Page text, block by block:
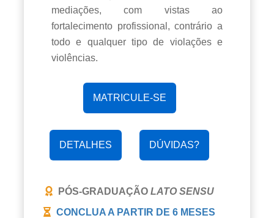
mediações, com vistas ao
fortalecimento profissional, contrário a
todo e qualquer tipo de violações e
violências.
MATRICULE-SE
DETALHES DÚVIDAS?
PÓS-GRADUAÇÃO LATO SENSU
CONCLUA A PARTIR DE 6 MESES